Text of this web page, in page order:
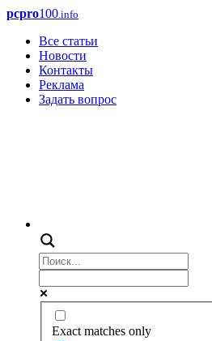
pcpro100.info
Все статьи
Новости
Контакты
Реклама
Задать вопрос
Exact matches only